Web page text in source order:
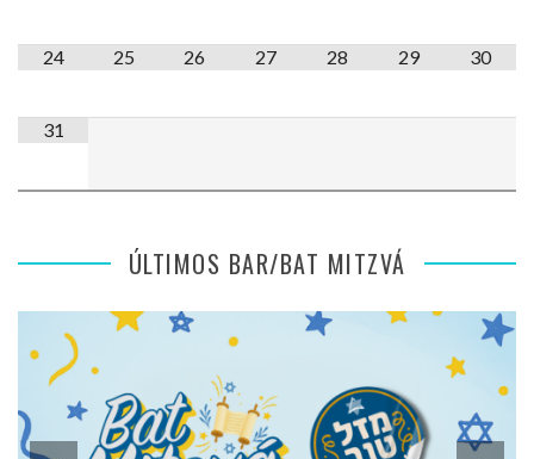
24 25 26 27 28 29 30
31
ÚLTIMOS BAR/BAT MITZVÁ